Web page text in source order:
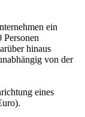
ein
Personen
hinaus
von der
eines